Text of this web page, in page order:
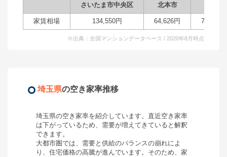
さいたま市中央区 北本市
家賃相場 134,550円 64,626円 72,924
※出典：全国マンションデータベース / 2020年8月時点
埼玉県の空き家率推移
埼玉県の空き家率を紹介しています。直近空き家率
は下がっているため、需要が増えてきている と解釈
できます。
大都市圏では、需要と供給のバランスの崩れによ
り、住宅価格の高騰が進んでいます。そのため、家